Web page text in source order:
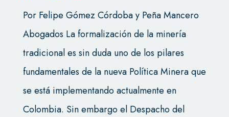
Por Felipe Gómez Córdoba y Peña Mancero
Abogados La formalización de la minería
tradicional es sin duda uno de los pilares
fundamentales de la nueva Política Minera que
se está implementando actualmente en
Colombia. Sin embargo el Despacho del